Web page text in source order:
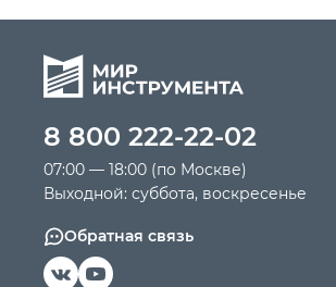
8 800 222-22-02
07:00 — 18:00 (по Москве)
Выходной: суббота, воскресенье
Обратная связь